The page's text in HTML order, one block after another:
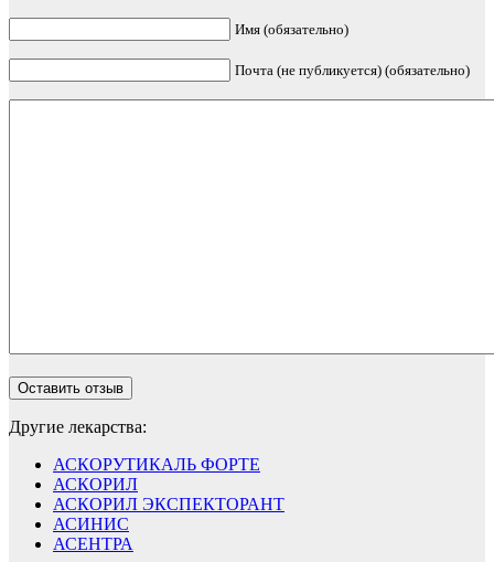
Имя (обязательно)
Почта (не публикуется) (обязательно)
Другие лекарства:
АСКОРУТИКАЛЬ ФОРТЕ
АСКОРИЛ
АСКОРИЛ ЭКСПЕКТОРАНТ
АСИНИС
АСЕНТРА